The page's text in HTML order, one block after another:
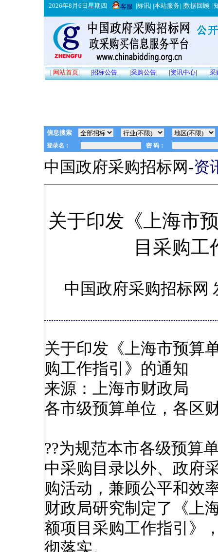
2026年8月6日星期四 客服 |标讯| |本站服务| |数据回顾| |
|网站首页| |招标公告| |采购公告| |资讯中心| |采
信息搜索
中国政府采购招标网-资
关于印发《上海市
目采购工
中国政府采购招标网
关于印发《上海市预算
购工作指引》的通知
来源：上海市财政局
各市级预算单位，各区
??为规范本市各级预算
中采购目录以外、政府
购活动，兼顾公平和效
财政局研究制定了《上
额项目采购工作指引》
彻落实。